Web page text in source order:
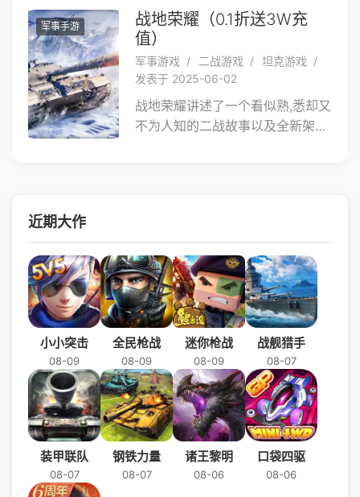
您自己的强大帝国！更有个人免费
加速及军团帮助功能助您快速发
展。城内指挥作战、城外立决胜
负，不同玩法一样激情！
军事手游
战地荣耀（0.1折送3W充
值）
军事游戏 二战游戏
坦克游戏
发表于 2025-06-02
战地荣耀讲述了一个看似熟,悉却又
不为人知的二战故事以及全新架构
次性过瘾！
近期大作
小小突击
08-09
全民枪战
08-09
迷你枪战
08-09
战舰猎手
08-07
装甲联队
08-07
钢铁力量
08-07
诸王黎明
08-06
口袋四驱
08-06